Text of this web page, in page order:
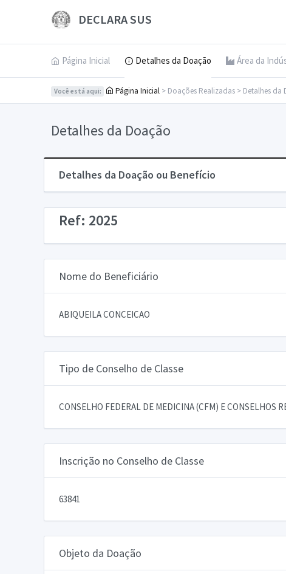
DECLARA SUS
Página Inicial Detalhes da Doação Área da
Você está aqui: Página Inicial > Doações Realizadas > Detalhes da
Detalhes da Doação
Detalhes da Doação ou Benefício
Ref: 2025
Nome do Beneficiário
ABIQUEILA CONCEICAO
Tipo de Conselho de Classe
CONSELHO FEDERAL DE MEDICINA (CFM) E CONSELHOS
Inscrição no Conselho de Classe
63841
Objeto da Doação